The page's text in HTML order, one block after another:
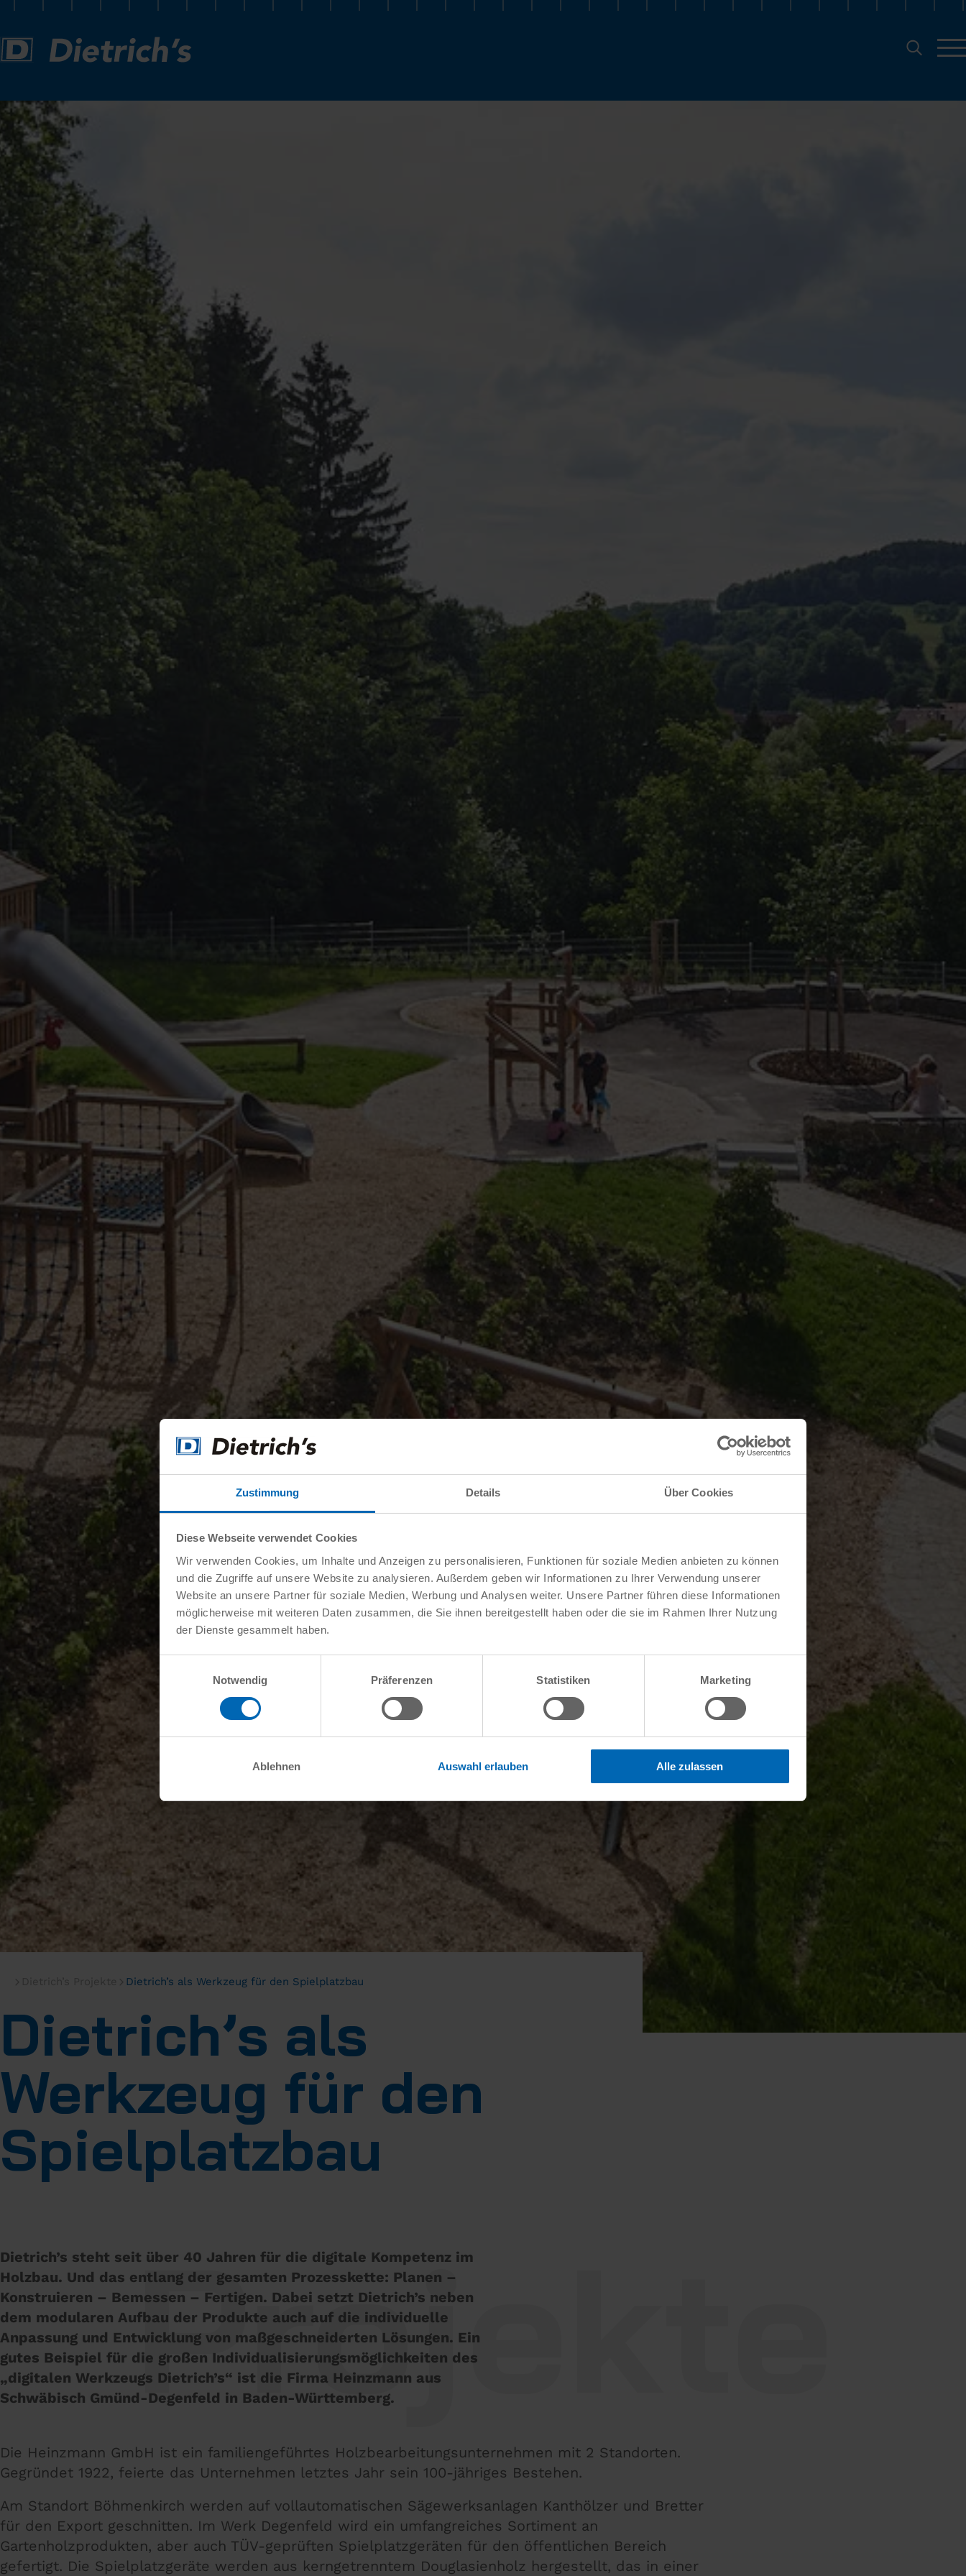
Zustimmung Details Über Cookies
Diese Webseite verwendet Cookies
Wir verwenden Cookies, um Inhalte und Anzeigen zu personalisieren, Funktionen für soziale Medien anbieten zu können
und die Zugriffe auf unsere Website zu analysieren. Außerdem geben wir Informationen zu Ihrer Verwendung unserer
Website an unsere Partner für soziale Medien, Werbung und Analysen weiter. Unsere Partner führen diese Informationen
möglicherweise mit weiteren Daten zusammen, die Sie ihnen bereitgestellt haben oder die sie im Rahmen Ihrer Nutzung
der Dienste gesammelt haben.
Notwendig
Präferenzen Statistiken Marketing
Ablehnen Auswahl erlauben Alle zulassen
Dietrich’s als Werkzeug für den Spiel­platzbau
Dietrich’s als
Werkzeug für den
Spielplatzbau
Dietrich’s steht seit über 40 Jahren für die digitale Kompetenz im
Holzbau. Und das entlang der gesamten Prozesskette: Planen –
Konstruieren – Bemessen – Fertigen. Dabei setzt Dietrich’s neben
dem modularen Aufbau der Produkte auch auf die individuelle
Anpassung und Entwicklung von maßgeschneiderten Lösungen. Ein
gutes Beispiel für die großen Individualisierungsmöglichkeiten des
„digitalen Werkzeugs Dietrich’s“ ist die Firma Heinzmann aus
Schwäbisch Gmünd-Degenfeld in Baden-Württemberg.
Projekte
Die Heinzmann GmbH ist ein familiengeführtes Holzbearbeitungsunternehmen mit 2 Standorten.
Gegründet 1922, feierte das Unternehmen letztes Jahr sein 100-jähriges Bestehen.
Am Standort Böhmenkirch werden auf vollautomatischen Sägewerksanlagen Kanthölzer und Bretter
für den Export geschnitten. Im Werk Degenfeld wird ein umfangreiches Sortiment an
Gartenholzprodukten, aber auch TÜV-geprüften Spielplatzgeräten für den öffentlichen Bereich
gefertigt. Die Spielplatzgeräte werden aus kerngetrenntem Douglasienholz hergestellt, das in einer